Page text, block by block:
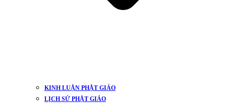
KINH LUẬN PHẬT GIÁO
LỊCH SỬ PHẬT GIÁO